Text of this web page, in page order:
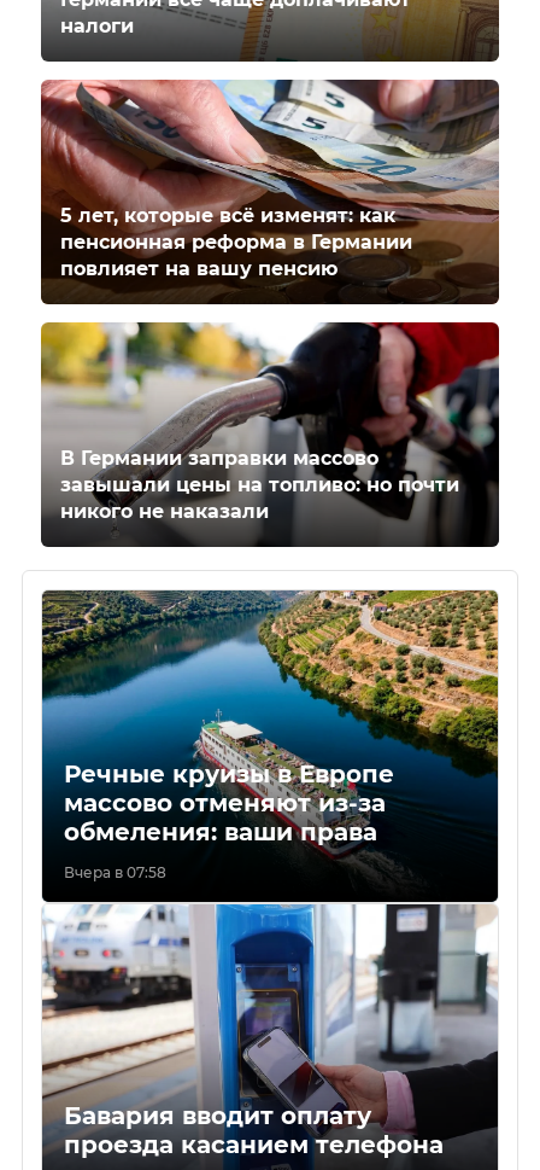
налоги
5 лет, которые всё изменят: как
пенсионная реформа в Германии
повлияет на вашу пенсию
В Германии заправки массово
завышали цены на топливо: но почти
никого не наказали
Речные круизы в Европе
массово отменяют из-за
обмеления: ваши права
Вчера в 07:58
Бавария вводит оплату
проезда касанием телефона